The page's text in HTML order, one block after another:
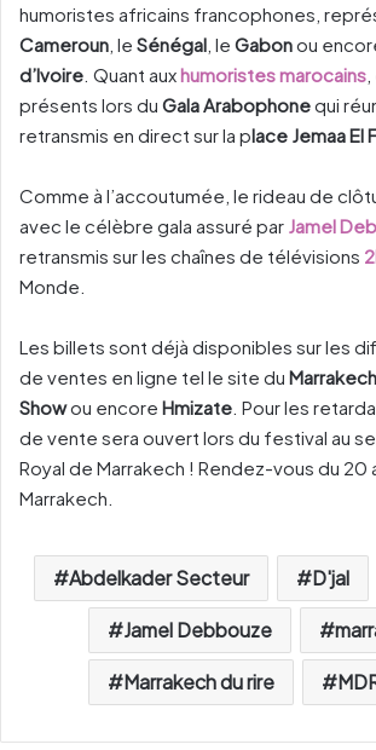
humoristes africains francophones,
Cameroun , le Sénégal , le Gabonou
d’Ivoire . Quant auxhumoristes marocains
présents lors du Gala Arabophonequi
retransmis en direct sur la place Jemaa El
Comme à l’accoutumée, le rideau de
avec le célèbre gala assuré par Jamel
retransmis sur les chaînes de télévisions
Monde.
Les billets sont déjà disponibles sur les
de ventes en ligne tel le site du
Showou encore Hmizate . Pour les
de vente sera ouvert lors du festival au
Royal de Marrakech ! Rendez-vous du 20
Marrakech.
Abdelkader Secteur D'jal
Jamel Debbouze
Marrakech du rire